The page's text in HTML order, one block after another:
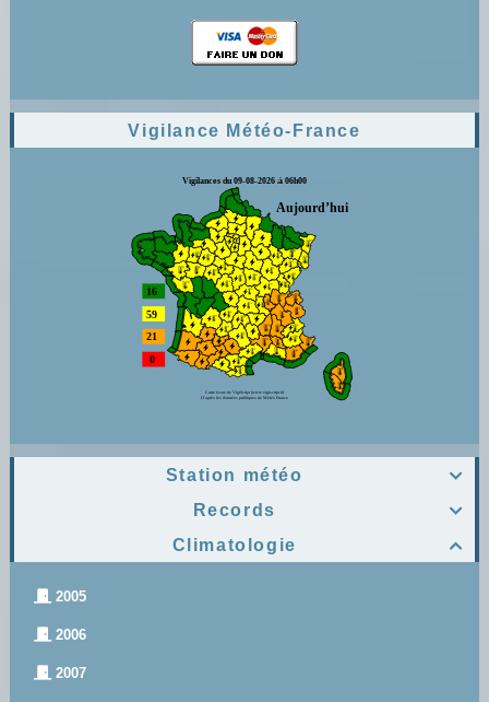
Vigilance Météo-France

Station météo

Records

Climatologie
2005
2006
2007